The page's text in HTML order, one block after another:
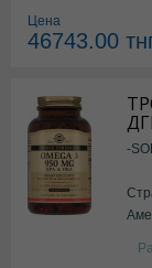
Цена
46743.00
-